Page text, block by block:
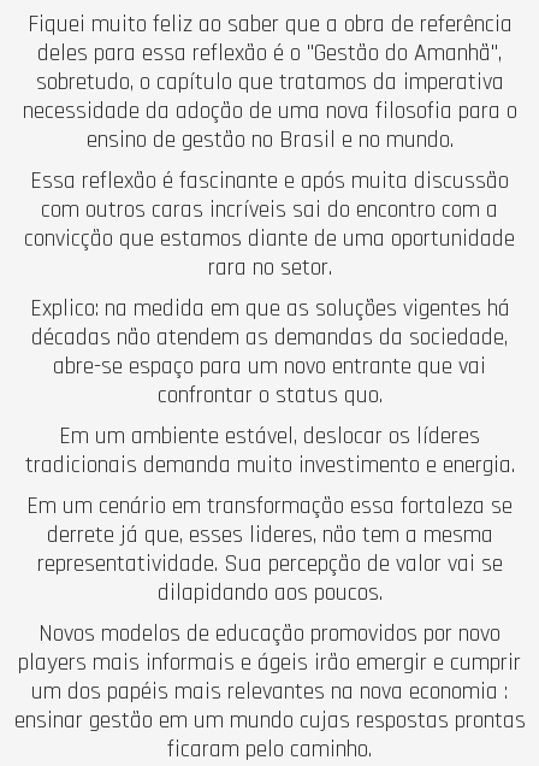
Fiquei muito feliz ao saber que a obra de referência
deles para essa reflexão é o "Gestão do Amanhã",
sobretudo, o capítulo que tratamos da imperativa
necessidade da adoção de uma nova filosofia para o
ensino de gestão no Brasil e no mundo.
Essa reflexão é fascinante e após muita discussão
com outros caras incríveis sai do encontro com a
convicção que estamos diante de uma oportunidade
rara no setor.
Explico: na medida em que as soluções vigentes há
décadas não atendem as demandas da sociedade,
abre-se espaço para um novo entrante que vai
confrontar o status quo.
Em um ambiente estável, deslocar os líderes
tradicionais demanda muito investimento e energia.
Em um cenário em transformação essa fortaleza se
derrete já que, esses lideres, não tem a mesma
representatividade. Sua percepção de valor vai se
dilapidando aos poucos.
Novos modelos de educação promovidos por novo
players mais informais e ágeis irão emergir e cumprir
um dos papéis mais relevantes na nova economia :
ensinar gestão em um mundo cujas respostas prontas
ficaram pelo caminho.